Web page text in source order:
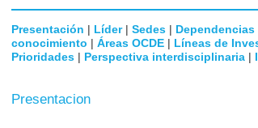
Presentación | Líder| Sedes | Dependencias
conocimiento | Áreas OCDE | Líneas de
Prioridades | Perspectiva interdisciplinaria |
Presentacion